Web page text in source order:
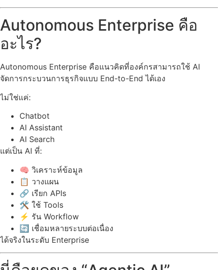
Autonomous Enterprise คือ
อะไร?
Autonomous Enterprise คือแนวคิดที่องค์กรสามารถใช้ AI
จัดการกระบวนการธุรกิจแบบ End-to-End ได้เอง
ไม่ใช่แค่:
Chatbot
AI Assistant
AI Search
แต่เป็น AI ที่:
🧠 วิเคราะห์ข้อมูล
📋 วางแผน
🔗 เรียก APIs
🛠️ ใช้ Tools
⚡ รัน Workflow
🔄 เชื่อมหลายระบบต่อเนื่อง
ได้จริงในระดับ Enterprise